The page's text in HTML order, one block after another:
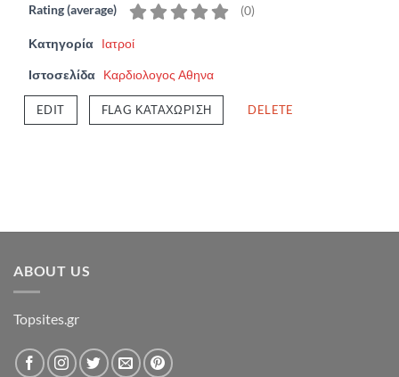
Rating (average) (0)
Κατηγορία Ιατροί
Ιστοσελίδα Καρδιολογος Αθηνα
EDIT FLAG ΚΑΤΑΧΏΡΙΣΗ DELETE
ABOUT US
Topsites.gr